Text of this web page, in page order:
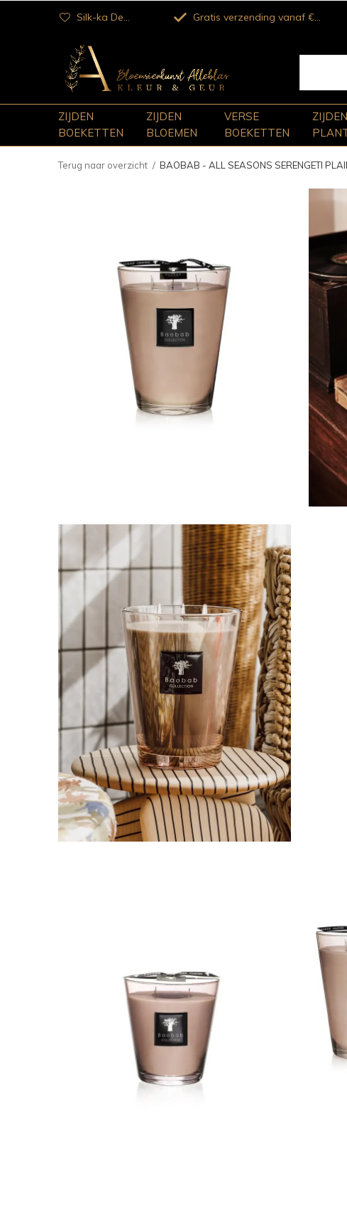
ZIJDEN
BOEKETTEN
ZIJDEN
BLOEMEN
VERSE
BOEKETTEN
ZIJDEN
Silk-ka Dealer Gratis verzending vanaf €100
Terug naar overzicht BAOBAB - ALL SEASONS SERENGETI